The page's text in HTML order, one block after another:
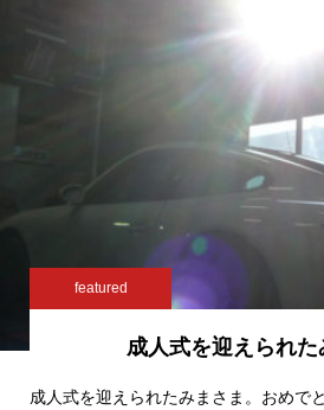
featured
成人式を迎えられた
成人式を迎えられたみまさま。おめで